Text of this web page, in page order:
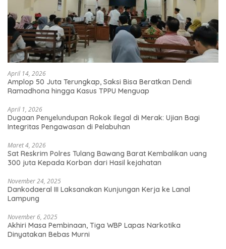
April 14, 2026
Amplop 50 Juta Terungkap, Saksi Bisa Beratkan Dendi
Ramadhona hingga Kasus TPPU Menguap
April 1, 2026
Dugaan Penyelundupan Rokok Ilegal di Merak: Ujian Bagi
Integritas Pengawasan di Pelabuhan
Maret 4, 2026
Sat Reskrim Polres Tulang Bawang Barat Kembalikan uang
300 juta Kepada Korban dari Hasil kejahatan
November 24, 2025
Dankodaeral III Laksanakan Kunjungan Kerja ke Lanal
Lampung
November 6, 2025
Akhiri Masa Pembinaan, Tiga WBP Lapas Narkotika
Dinyatakan Bebas Murni